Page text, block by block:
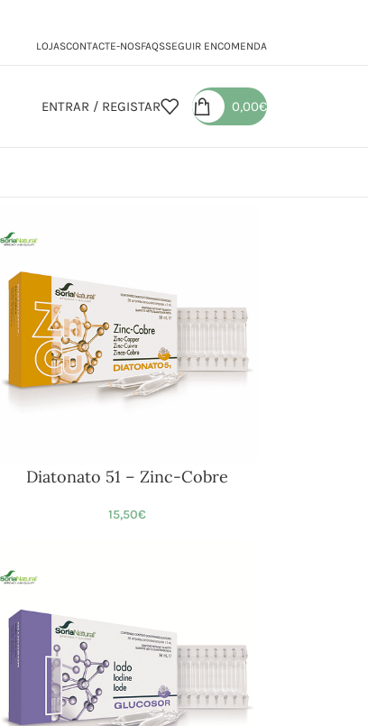
LOJASCONTACTE-NOSFAQSSEGUIR ENCOMENDA
ENTRAR / REGISTAR 0,00€
Diatonato 51 – Zinc-Cobre
15,50€